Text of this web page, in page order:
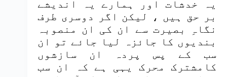
یہ خدشات اور ہمارے یہ اندیشے
بر حق ہیں ، لیکن اگر دوسری طرف
نگاہِ بصیرت سے ان کی ان منصوبہ
بندیوں کا جائزہ لیا جائے تو ان
سب کے پس پردہ ان سازشوں
کامشترک محرک یہی ہے کہ ان سب